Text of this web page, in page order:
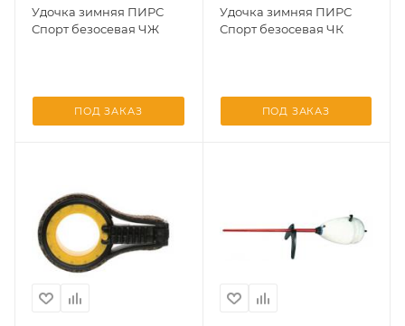
Удочка зимняя ПИРС
Спорт безосевая ЧЖ
ПОД ЗАКАЗ
Удочка зимняя ПИРС
Спорт безосевая ЧК
ПОД ЗАКАЗ